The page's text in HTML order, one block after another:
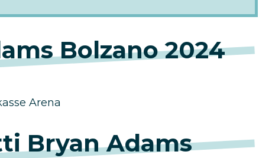
Bolzano 2024
Arena
Bryan Adams